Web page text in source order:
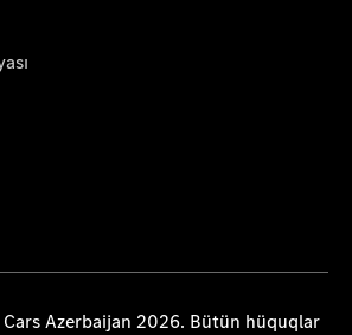
Azerbaijan 2026. Bütün hüquqlar